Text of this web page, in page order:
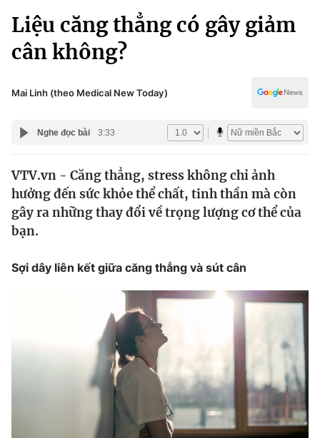
Chuyên mục
Chính trị
Pháp luật
Thế giới
Tin tức
Thế giới đó đây
Tài chính
Góc doanh nghiệp
Dữ liệu và đời sống
Kinh tế
Thể thao
Truyền hình
Y tế
Công nghệ
Liệu căng thẳng có gây giảm
cân không?
Mai Linh (theo Medical New Today)
Nghe đọc bài 3:33
VTV.vn - Căng thẳng, stress không chỉ ảnh
hưởng đến sức khỏe thể chất, tinh thần mà còn
gây ra những thay đổi về trọng lượng cơ thể của
bạn.
Sợi dây liên kết giữa căng thẳng và sút cân